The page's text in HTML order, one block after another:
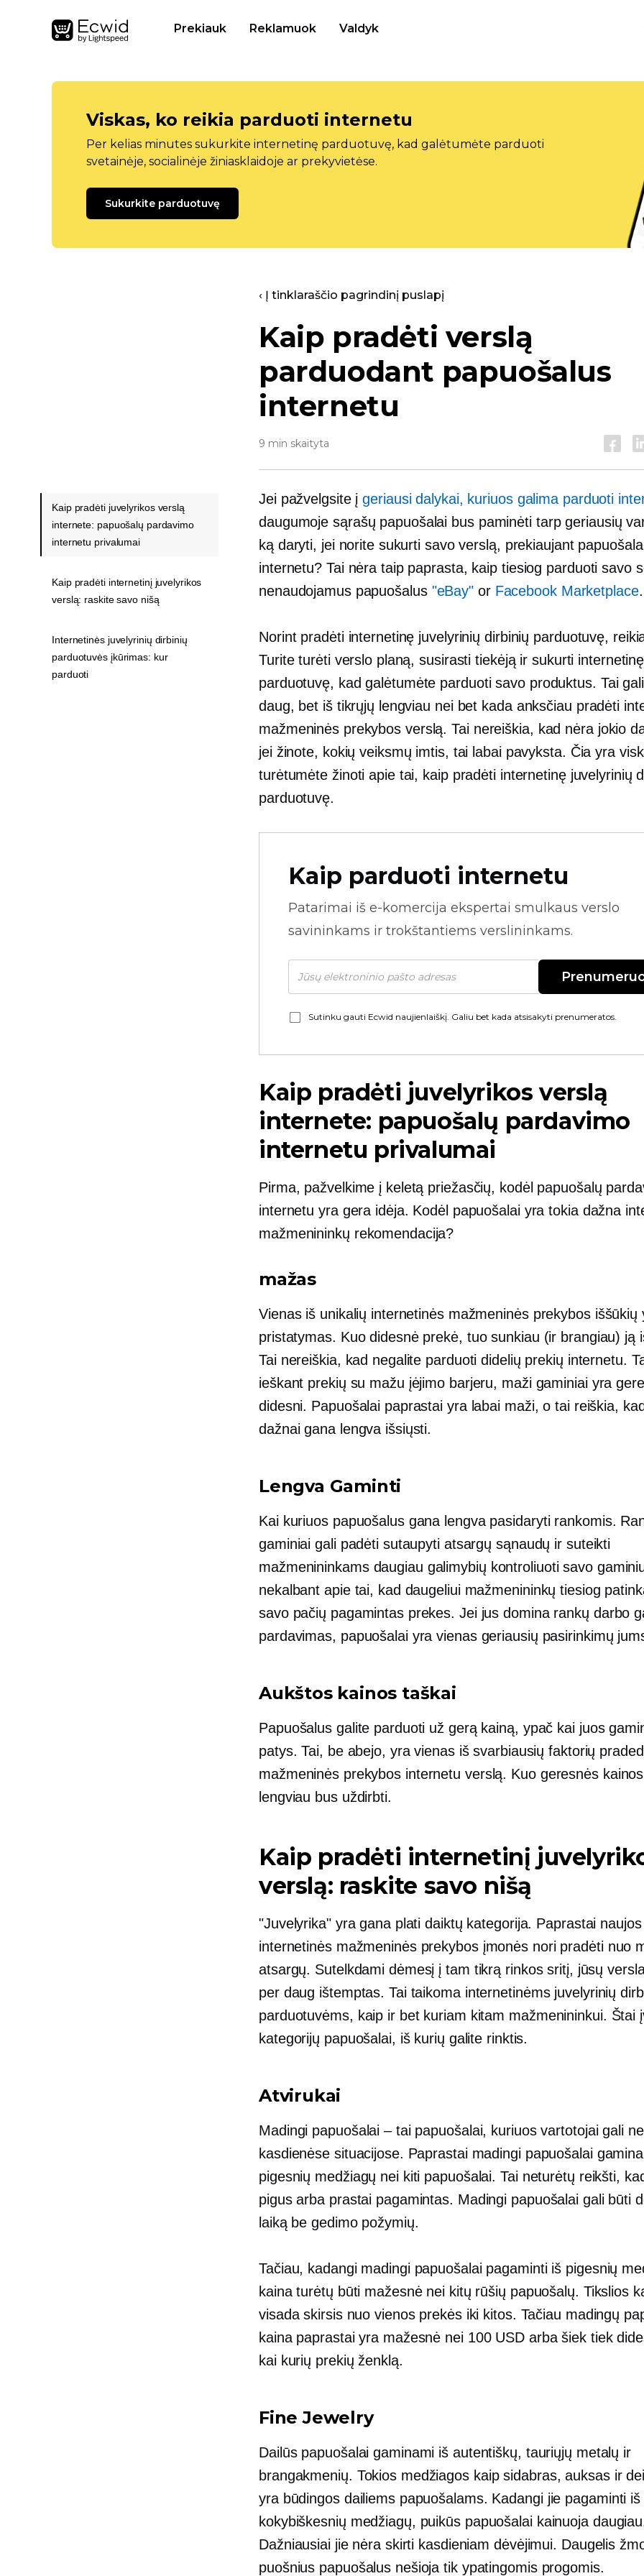
Prekiauk Reklamuok Valdyk
Viskas, ko reikia parduoti internetu
Per kelias minutes sukurkite internetinę parduotuvę, kad galėtumėte parduoti
svetainėje, socialinėje žiniasklaidoje ar prekyvietėse.
Sukurkite parduotuvę
‹ Į tinklaraščio pagrindinį puslapį
Kaip pradėti verslą
parduodant papuošalus
internetu
9 min skaityta
Jei pažvelgsite įgeriausi dalykai, kuriuos galima parduoti
daugumoje sąrašų papuošalai bus paminėti tarp geriausių
ką daryti, jei norite sukurti savo verslą, prekiaujant
internetu? Tai nėra taip paprasta, kaip tiesiog parduoti savo
nenaudojamus papuošalus "eBay" or Facebook Marketplace.
Norint pradėti internetinę juvelyrinių dirbinių parduotuvę,
Turite turėti verslo planą, susirasti tiekėją ir sukurti internetinę
parduotuvę, kad galėtumėte parduoti savo produktus. Tai
daug, bet iš tikrųjų lengviau nei bet kada anksčiau pradėti
mažmeninės prekybos verslą. Tai nereiškia, kad nėra jokio
jei žinote, kokių veiksmų imtis, tai labai pavyksta. Čia yra
turėtumėte žinoti apie tai, kaip pradėti internetinę juvelyrinių
parduotuvę.
Kaip parduoti internetu
Patarimai iš e-komercija ekspertai smulkaus verslo
savininkams ir trokštantiems verslininkams.
Sutinku gauti Ecwid naujienlaiškį. Galiu bet kada atsisakyti prenumeratos.
Kaip pradėti juvelyrikos verslą
internete: papuošalų pardavimo
internetu privalumai
Pirma, pažvelkime į keletą priežasčių, kodėl papuošalų
internetu yra gera idėja. Kodėl papuošalai yra tokia dažna
mažmenininkų rekomendacija?
mažas
Vienas iš unikalių internetinės mažmeninės prekybos iššūkių
pristatymas. Kuo didesnė prekė, tuo sunkiau (ir brangiau) ją
Tai nereiškia, kad negalite parduoti didelių prekių internetu.
ieškant prekių su mažu įėjimo barjeru, maži gaminiai yra
didesni. Papuošalai paprastai yra labai maži, o tai reiškia,
dažnai gana lengva išsiųsti.
Lengva Gaminti
Kai kuriuos papuošalus gana lengva pasidaryti rankomis.
gaminiai gali padėti sutaupyti atsargų sąnaudų ir suteikti
mažmenininkams daugiau galimybių kontroliuoti savo
nekalbant apie tai, kad daugeliui mažmenininkų tiesiog
savo pačių pagamintas prekes. Jei jus domina rankų darbo
pardavimas, papuošalai yra vienas geriausių pasirinkimų
Aukštos kainos taškai
Papuošalus galite parduoti už gerą kainą, ypač kai juos
patys. Tai, be abejo, yra vienas iš svarbiausių faktorių
mažmeninės prekybos internetu verslą. Kuo geresnės
lengviau bus uždirbti.
Kaip pradėti internetinį
verslą: raskite savo nišą
"Juvelyrika" yra gana plati daiktų kategorija. Paprastai naujos
internetinės mažmeninės prekybos įmonės nori pradėti nuo
atsargų. Sutelkdami dėmesį į tam tikrą rinkos sritį, jūsų
per daug ištemptas. Tai taikoma internetinėms juvelyrinių
parduotuvėms, kaip ir bet kuriam kitam mažmenininkui. Štai
kategorijų papuošalai, iš kurių galite rinktis.
Atvirukai
Madingi papuošalai – tai papuošalai, kuriuos vartotojai gali
kasdienėse situacijose. Paprastai madingi papuošalai
pigesnių medžiagų nei kiti papuošalai. Tai neturėtų reikšti,
pigus arba prastai pagamintas. Madingi papuošalai gali būti
laiką be gedimo požymių.
Tačiau, kadangi madingi papuošalai pagaminti iš pigesnių
kaina turėtų būti mažesnė nei kitų rūšių papuošalų. Tikslios
visada skirsis nuo vienos prekės iki kitos. Tačiau madingų
kaina paprastai yra mažesnė nei 100 USD arba šiek tiek
kai kurių prekių ženklą.
Fine Jewelry
Dailūs papuošalai gaminami iš autentiškų, tauriųjų metalų ir
brangakmenių. Tokios medžiagos kaip sidabras, auksas ir
yra būdingos dailiems papuošalams. Kadangi jie pagaminti iš
kokybiškesnių medžiagų, puikūs papuošalai kainuoja
Dažniausiai jie nėra skirti kasdieniam dėvėjimui. Daugelis
puošnius papuošalus nešioja tik ypatingomis progomis.
Kaip pradėti juvelyrikos verslą
internete: papuošalų pardavimo
internetu privalumai
Kaip pradėti internetinį juvelyrikos
verslą: raskite savo nišą
Internetinės juvelyrinių dirbinių
parduotuvės įkūrimas: kur
parduoti